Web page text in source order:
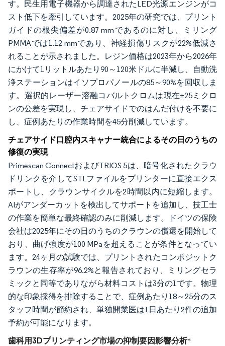
す。民生用電子機器から調達されたLED光源エンジンがコ
スト低下を牽引しています。2025年の研究では、プリント
ガイドの根尖偏差が0.87 mmであるのに対し、ミリング
PMMAでは1.12 mmであり、神経損傷リスクが22%低減さ
れることが示されました。レジン価格は2023年から2026年
にかけて1リットルあたり90～120米ドルに半減し、自動洗
浄ステーションはイソプロパノールの85～90%を回収しま
す。選択的レーザー溶融コバルトクロムは現在±25ミクロ
ンの公差を実現し、チェアサイドでのはんだ付けを不要に
し、症例あたりの作業時間を45分削減しています。
チェアサイド口腔内スキャナー統合によるその日のうちの
修復の実現
Primescan ConnectおよびTRIOS 5は、暗号化されたクラウ
ドリンクを介してSTLファイルをプリンターに直接エクス
ポートし、クラウンサイクルを2時間以内に短縮します。
AIがアンダーカットを検出してサポートを追加し、技工士
の作業を簡単な最終確認のみに削減します。ドイツの保険
会社は2025年にその日のうちのクラウンの償還を開始して
おり、曲げ強度が100 MPaを超えることが条件となってい
ます。24ヶ月の試験では、プリントされたコンポジットク
ラウンの生存率が96.2%と報告されており、ミリングセラ
ミックと同等でありながら材料コストは3分の1です。物理
的な印象採得を排除することで、症例あたり18～25分のス
タッフ時間が節約され、単独開業医は1日あたり2件の追加
予約が可能になります。
歯科用3Dプリンティング市場の抑制要因影響分析*